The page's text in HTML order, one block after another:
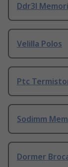
Ddr3l
Velilla Polos
Ptc
Sodimm
Dormer